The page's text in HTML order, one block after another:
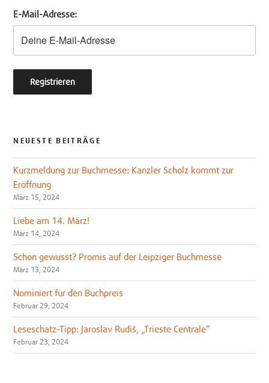
E-Mail-Adresse:
NEUESTE BEITRÄGE
Kurzmeldung zur Buchmesse: Kanzler Scholz kommt zur
Eröffnung
März 15, 2024
Liebe am 14. März!
März 14, 2024
Schon gewusst? Promis auf der Leipziger Buchmesse
März 13, 2024
Nominiert für den Buchpreis
Februar 29, 2024
Leseschatz-Tipp: Jaroslav Rudiš, „Trieste Centrale“
Februar 23, 2024